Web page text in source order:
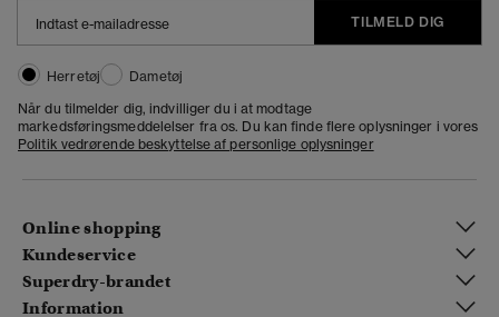
TILMELD DIG
Herretøj
Dametøj
Når du tilmelder dig, indvilliger du i at modtage
markedsføringsmeddelelser fra os. Du kan finde flere oplysninger i vores
Politik vedrørende beskyttelse af personlige oplysninger
Online shopping
Kundeservice
Superdry-brandet
Information